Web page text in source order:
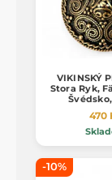
VIKINSKÝ
Stora Ryk,
470
-10%